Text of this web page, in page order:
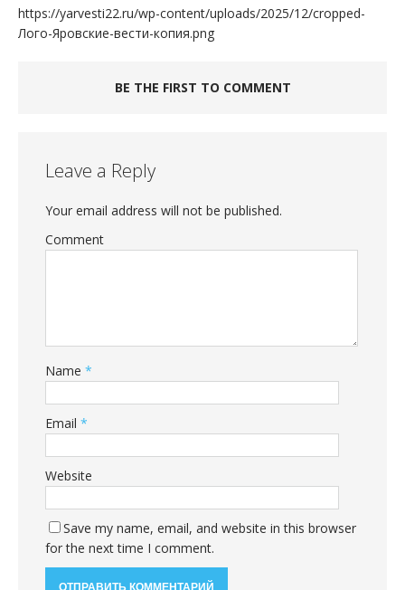
https://yarvesti22.ru/wp-content/uploads/2025/12/cropped-
Лого-Яровские-вести-копия.png
BE THE FIRST TO COMMENT
Leave a Reply
Your email address will not be published.
Comment
Name *
Email *
Website
Save my name, email, and website in this browser
for the next time I comment.